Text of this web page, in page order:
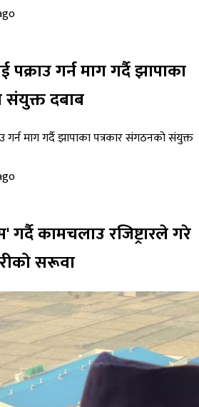
गर्न माग गर्दै झापाका
संयुक्त दबाब
गर्दै कामचलाउ रजिष्ट्रारले गरे
सरूवा